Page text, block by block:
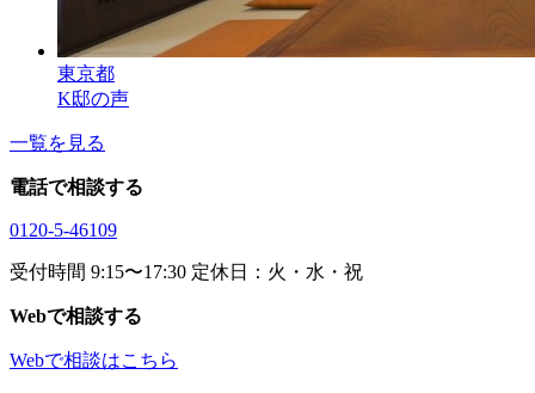
東京都
K邸の声
一覧を見る
電話で相談する
0120-5-46109
受付時間 9:15〜17:30 定休日：火・水・祝
Webで相談する
Webで相談はこちら